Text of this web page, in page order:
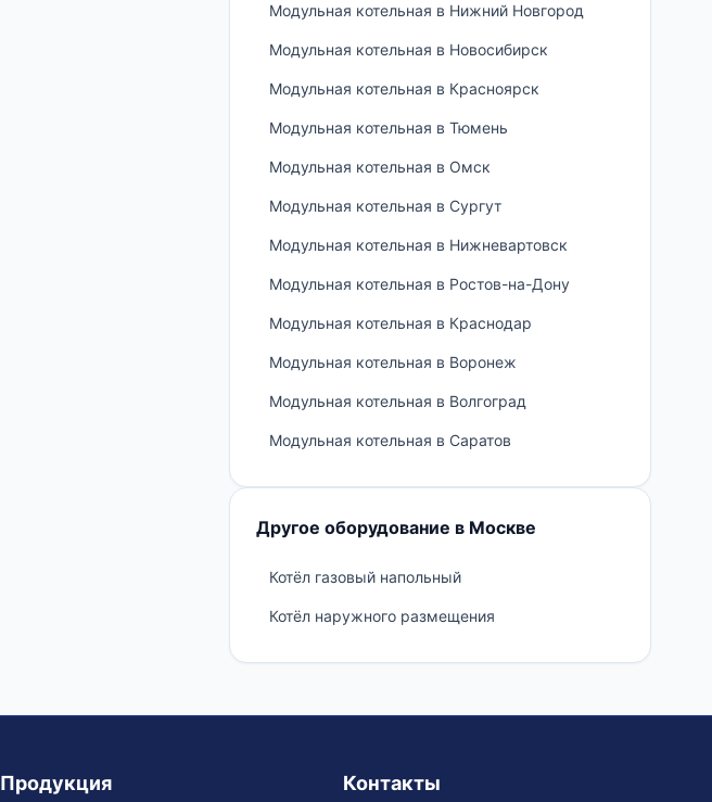
Модульная котельная в Нижний Новгород
Модульная котельная в Новосибирск
Модульная котельная в Красноярск
Модульная котельная в Тюмень
Модульная котельная в Омск
Модульная котельная в Сургут
Модульная котельная в Нижневартовск
Модульная котельная в Ростов-на-Дону
Модульная котельная в Краснодар
Модульная котельная в Воронеж
Модульная котельная в Волгоград
Модульная котельная в Саратов
Другое оборудование в Москве
Котёл газовый напольный
Котёл наружного размещения
Продукция Контакты